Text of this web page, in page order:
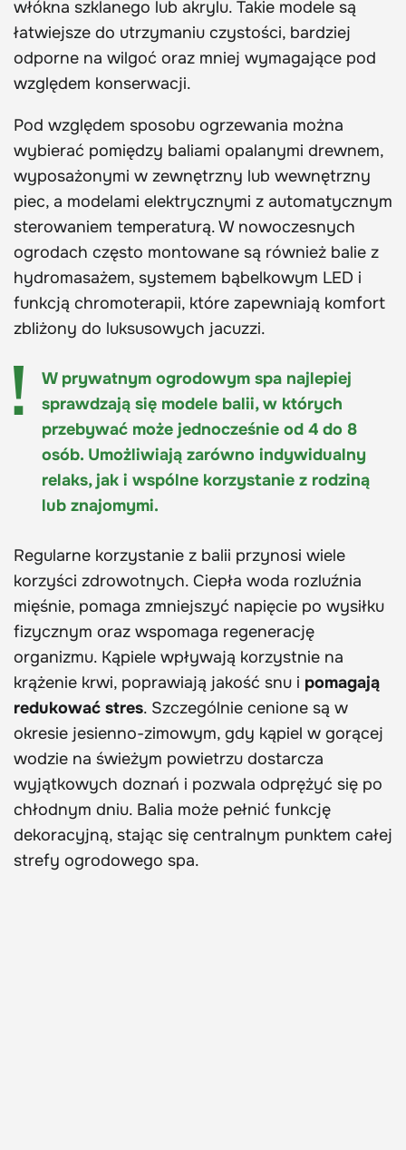
włókna szklanego lub akrylu. Takie modele są
łatwiejsze do utrzymaniu czystości, bardziej
odporne na wilgoć oraz mniej wymagające pod
względem konserwacji.
Pod względem sposobu ogrzewania można
wybierać pomiędzy baliami opalanymi drewnem,
wyposażonymi w zewnętrzny lub wewnętrzny
piec, a modelami elektrycznymi z automatycznym
sterowaniem temperaturą. W nowoczesnych
ogrodach często montowane są również balie z
hydromasażem, systemem bąbelkowym LED i
funkcją chromoterapii, które zapewniają komfort
zbliżony do luksusowych jacuzzi.
W prywatnym ogrodowym spa najlepiej
sprawdzają się modele balii, w których
przebywać może jednocześnie od 4 do 8
osób. Umożliwiają zarówno indywidualny
relaks, jak i wspólne korzystanie z rodziną
lub znajomymi.
Regularne korzystanie z balii przynosi wiele
korzyści zdrowotnych. Ciepła woda rozluźnia
mięśnie, pomaga zmniejszyć napięcie po wysiłku
fizycznym oraz wspomaga regenerację
organizmu. Kąpiele wpływają korzystnie na
krążenie krwi, poprawiają jakość snu i pomagają
redukować stres. Szczególnie cenione są w
okresie jesienno-zimowym, gdy kąpiel w gorącej
wodzie na świeżym powietrzu dostarcza
wyjątkowych doznań i pozwala odprężyć się po
chłodnym dniu. Balia może pełnić funkcję
dekoracyjną, stając się centralnym punktem całej
strefy ogrodowego spa.